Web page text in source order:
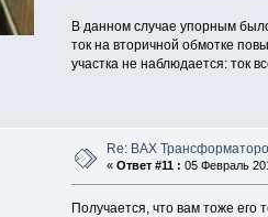
В данном случае упорным
ток на вторичной обмотке
участка не наблюдается: ток
Re: ВАХ
« Ответ #11 : 05 Февраль
Получается, что вам тоже его